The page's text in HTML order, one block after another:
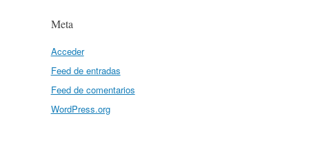
Meta
Acceder
Feed de entradas
Feed de comentarios
WordPress.org